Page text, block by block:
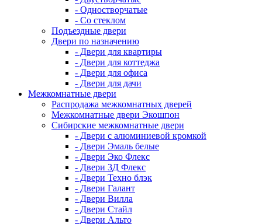
- Одностворчатые
- Со стеклом
Подъездные двери
Двери по назначению
- Двери для квартиры
- Двери для коттеджа
- Двери для офиса
- Двери для дачи
Межкомнатные двери
Распродажа межкомнатных дверей
Межкомнатные двери Экошпон
Сибирские межкомнатные двери
- Двери с алюминиевой кромкой
- Двери Эмаль белые
- Двери Эко Флекс
- Двери 3Д Флекс
- Двери Техно блэк
- Двери Галант
- Двери Вилла
- Двери Стайл
- Двери Альто